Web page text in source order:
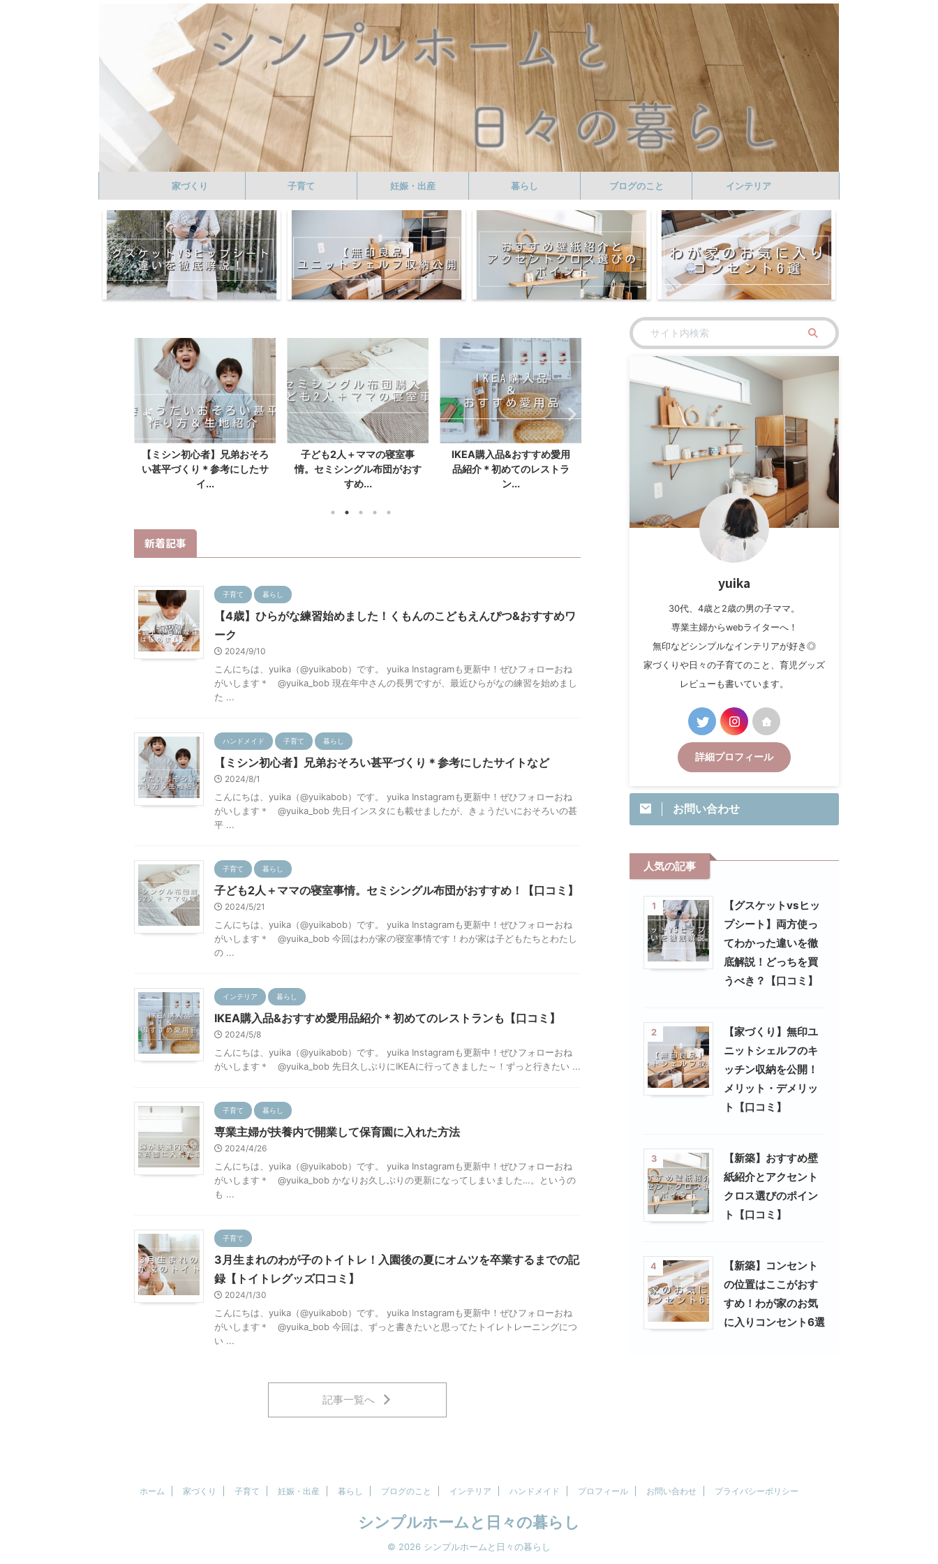
家づくり 子育て 妊娠・出産 暮らし ブログのこと インテリア
【ミシン初心者】兄弟おそろ
い甚平づくり＊参考にしたサ
イ...
子ども2人＋ママの寝室事
情。セミシングル布団がおす
すめ...
IKEA購入品&おすすめ愛用
品紹介＊初めてのレストラ
ン...
専業主婦が扶養内で開業して
保育園に入れた方法
【4歳】ひらがな練習始めま
した！くもんのこどもえんぴ
つ...
新着記事
子育て 暮らし
【4歳】ひらがな練習始めました！くもんのこどもえんぴつ&おすすめワ
ーク
2024/9/10
こんにちは、yuika（@yuikabob）です。 yuika Instagramも更新中！ぜひフォローおね
がいします＊ @yuika_bob 現在年中さんの長男ですが、最近ひらがなの練習を始めまし
た ...
ハンドメイド 子育て 暮らし
【ミシン初心者】兄弟おそろい甚平づくり＊参考にしたサイトなど
2024/8/1
こんにちは、yuika（@yuikabob）です。 yuika Instagramも更新中！ぜひフォローおね
がいします＊ @yuika_bob 先日インスタにも載せましたが、きょうだいにおそろいの甚
平 ...
子育て 暮らし
子ども2人＋ママの寝室事情。セミシングル布団がおすすめ！【口コミ】
2024/5/21
こんにちは、yuika（@yuikabob）です。 yuika Instagramも更新中！ぜひフォローおね
がいします＊ @yuika_bob 今回はわが家の寝室事情です！わが家は子どもたちとわたし
の ...
インテリア 暮らし
IKEA購入品&おすすめ愛用品紹介＊初めてのレストランも【口コミ】
2024/5/8
こんにちは、yuika（@yuikabob）です。 yuika Instagramも更新中！ぜひフォローおね
がいします＊ @yuika_bob 先日久しぶりにIKEAに行ってきました～！ずっと行きたい ...
子育て 暮らし
専業主婦が扶養内で開業して保育園に入れた方法
2024/4/26
こんにちは、yuika（@yuikabob）です。 yuika Instagramも更新中！ぜひフォローおね
がいします＊ @yuika_bob かなりお久しぶりの更新になってしまいました…。というの
も ...
子育て
3月生まれのわが子のトイトレ！入園後の夏にオムツを卒業するまでの記
録【トイトレグッズ口コミ】
2024/1/30
こんにちは、yuika（@yuikabob）です。 yuika Instagramも更新中！ぜひフォローおね
がいします＊ @yuika_bob 今回は、ずっと書きたいと思ってたトイレトレーニングにつ
い ...
記事一覧へ
yuika
30代、4歳と2歳の男の子ママ。
専業主婦からwebライターへ！
無印などシンプルなインテリアが好き◎
家づくりや日々の子育てのこと、育児グッズ
レビューも書いています。
詳細プロフィール
お問い合わせ
人気の記事
1
【グスケットvsヒッ
プシート】両方使っ
てわかった違いを徹
底解説！どっちを買
うべき？【口コミ】
2
【家づくり】無印ユ
ニットシェルフのキ
ッチン収納を公開！
メリット・デメリッ
ト【口コミ】
3
【新築】おすすめ壁
紙紹介とアクセント
クロス選びのポイン
ト【口コミ】
4
【新築】コンセント
の位置はここがおす
すめ！わが家のお気
に入りコンセント6選
ホーム 家づくり 子育て 妊娠・出産 暮らし ブログのこと インテリア ハンドメイド プロフィール お問い合わせ プライバシーポリシー
シンプルホームと日々の暮らし
© 2026 シンプルホームと日々の暮らし